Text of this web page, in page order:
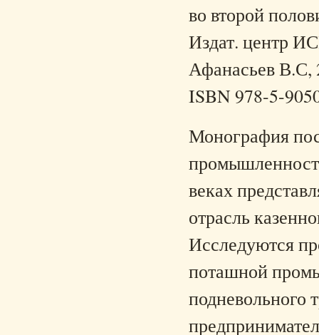
во второй
Издат. центр
Афанасьев
ISBN 978-5-
Монография
веках
отрасль
Исследуются
поташной
подневольного